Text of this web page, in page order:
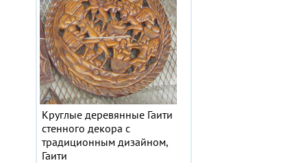
Круглые деревянные Гаити
стенного декора с
традиционным дизайном,
Гаити